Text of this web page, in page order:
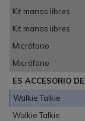
Kit manos libres
Kit manos libres
Micrófono
Micrófono
ES ACCESORIO DE
Walkie Talkie
Walkie Talkie